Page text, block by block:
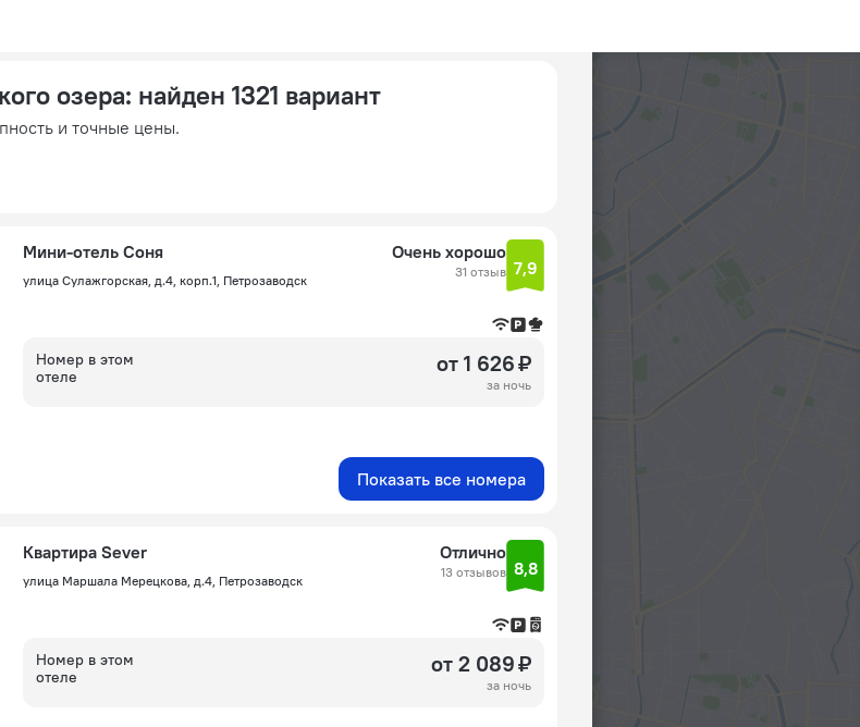
озера: найден 1321 вариант
и точные цены.
Мини-отель Соня
улица Сулажгорская, д.4, корп.1, Петрозаводск
Очень хорошо
31 отзыв 7,9
Номер в этом
отеле
от 1 626 ₽
за ночь
Показать все номера
Квартира Sever
улица Маршала Мерецкова, д.4, Петрозаводск
Отлично
13 отзывов 8,8
Номер в этом
отеле
от 2 089 ₽
за ночь